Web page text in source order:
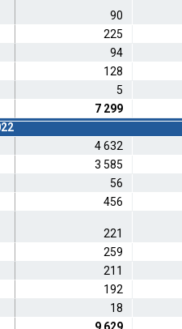
90
225
94
128
5
7 299
4 632
3 585
56
456
221
259
211
192
18